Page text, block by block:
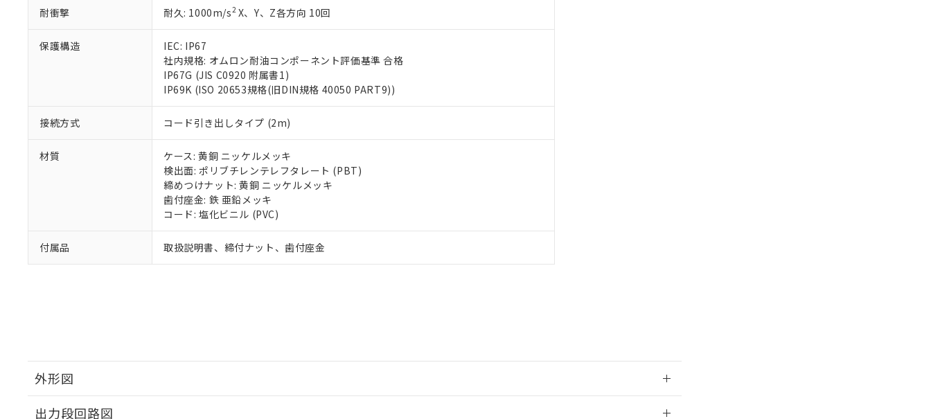
耐衝撃 耐久: 1000m/s2X、Y、Z各方向 10回
保護構造
IEC: IP67
社内規格: オムロン耐油コンポーネント評価基準 合格
IP67G (JIS C0920 附属書1)
IP69K (ISO 20653規格(旧DIN規格 40050 PART9))
接続方式 コード引き出しタイプ (2m)
材質
ケース: 黄銅 ニッケルメッキ
検出面: ポリブチレンテレフタレート (PBT)
締めつけナット: 黄銅 ニッケルメッキ
歯付座金: 鉄 亜鉛メッキ
コード: 塩化ビニル (PVC)
付属品 取扱説明書、締付ナット、歯付座金
外形図
出力段回路図